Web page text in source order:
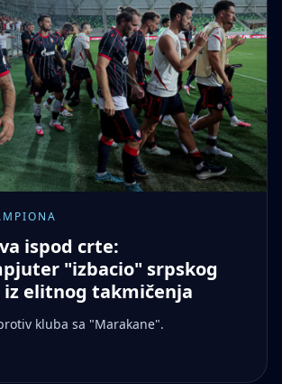
ispod crte:
"izbacio" srpskog
iz elitnog takmičenja
kluba sa "Marakane".